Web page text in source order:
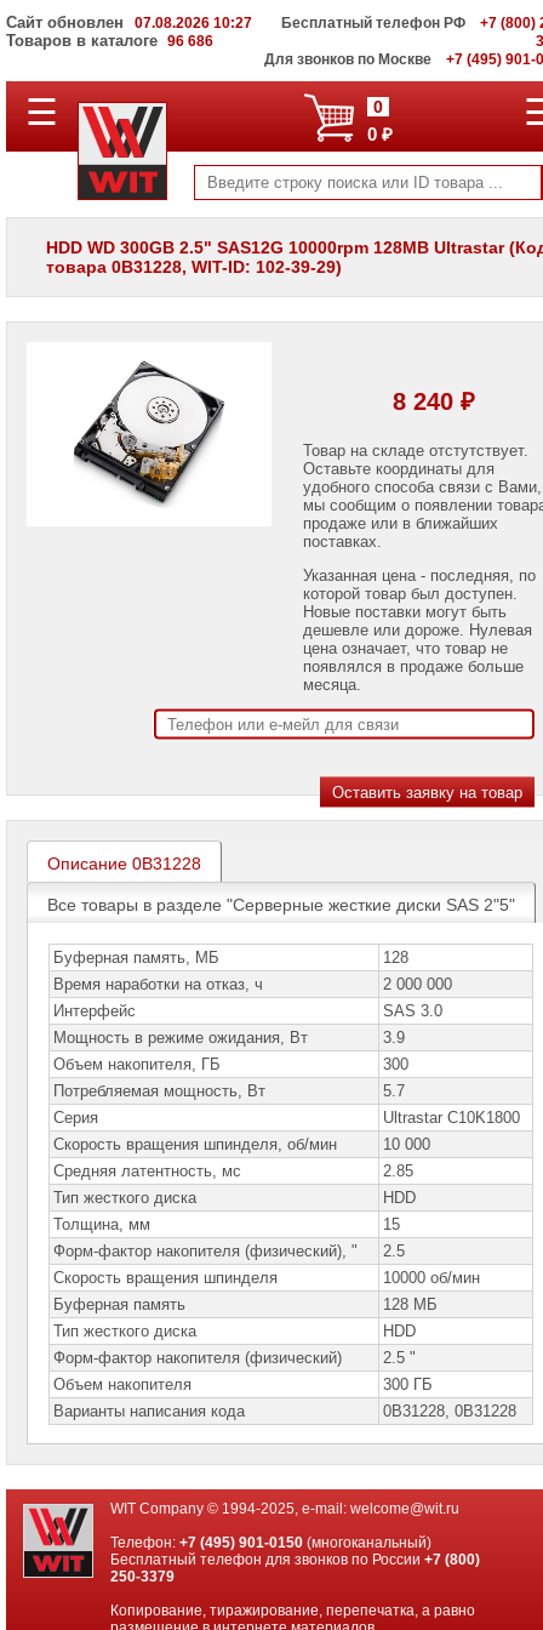
Сайт обновлен 07.08.2026 10:27
Товаров в каталоге 96 686
Бесплатный телефон РФ
+7 (800)
Для звонков по Москве
+7 (495) 901-
ПОЛНЫЙ
КАТАЛОГ
Корпоративные
серверы
WIT
Системы
хранения
панели
Проекторы
Name
Принтеры
плоттеры
МФУ
Серверы
Name
Пассивное
сетевое
оборудование
Активное
сетевое
оборудование
СХД
системы
хранения
данных
Компоненты
компьютеров
Компоненты
серверов
Серверные
платформы
материнские
Серверные
корпуса
процессоры
☰ 0
0 ₽
HDD WD 300GB 2.5" SAS12G 10000rpm 128MB Ultrastar
товара 0B31228, WIT-ID: 102-39-29)
8 240 ₽
Товар на складе отстутствует.
Оставьте координаты для
удобного способа связи с Вами,
мы сообщим о появлении
продаже или в ближайших
поставках.
Указанная цена - последняя, по
которой товар был доступен.
Новые поставки могут быть
дешевле или дороже. Нулевая
цена означает, что товар не
появлялся в продаже больше
месяца.
Описание 0B31228
Все товары в разделе "Серверные жесткие диски SAS 2"5"
Буферная память, МБ
128
Время наработки на отказ, ч
2 000 000
Интерфейс
SAS 3.0
Мощность в режиме ожидания, Вт
3.9
Объем накопителя, ГБ
300
Потребляемая мощность, Вт
5.7
Серия
Ultrastar C10K1800
Скорость вращения шпинделя, об/мин
10 000
Средняя латентность, мс
2.85
Тип жесткого диска
HDD
Толщина, мм
15
Форм-фактор накопителя (физический), "
2.5
Скорость вращения шпинделя
10000 об/мин
Буферная память
128 МБ
Тип жесткого диска
HDD
Форм-фактор накопителя (физический)
2.5 "
Объем накопителя
300 ГБ
Варианты написания кода
0B31228, 0B31228
WIT Company © 1994-2025, e-mail: welcome@wit.ru
Телефон:+7 (495) 901-0150 (многоканальный)
Бесплатный телефон для звонков по России+7 (800)
250-3379
Копирование, тиражирование, перепечатка, а равно